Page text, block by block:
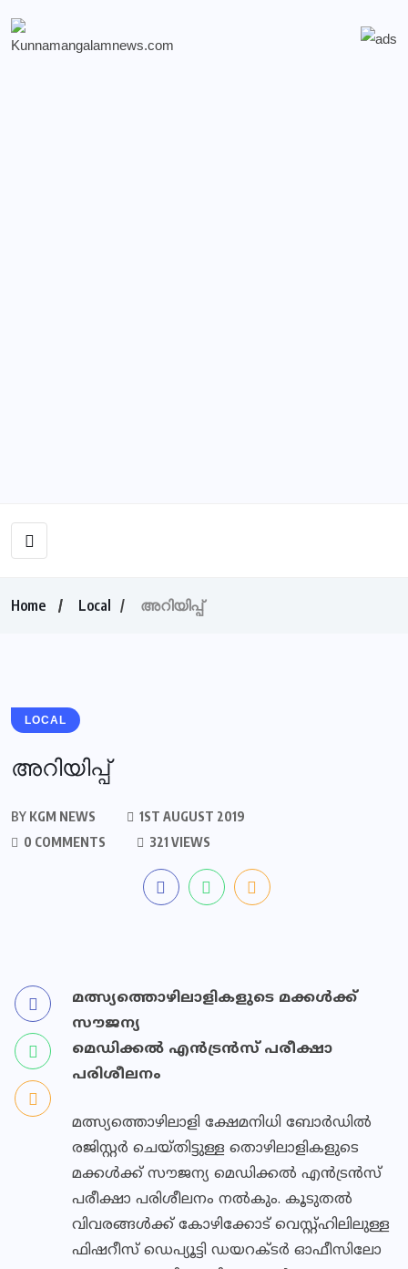
Home Local അറിയിപ്പ്
LOCAL
അറിയിപ്പ്
BY KGM NEWS
1ST AUGUST 2019
0 COMMENTS
321 VIEWS
മത്സ്യത്തൊഴിലാളികളുടെ മക്കള്‍ക്ക്
സൗജന്യ
മെഡിക്കല്‍ എന്‍ട്രന്‍സ് പരീക്ഷാ
പരിശീലനം
മത്സ്യത്തൊഴിലാളി ക്ഷേമനിധി ബോര്‍ഡില്‍
രജിസ്റ്റര്‍ ചെയ്തിട്ടുള്ള തൊഴിലാളികളുടെ
മക്കള്‍ക്ക് സൗജന്യ മെഡിക്കല്‍ എന്‍ട്രന്‍സ്
പരീക്ഷാ പരിശീലനം നല്‍കും. കൂടുതല്‍
വിവരങ്ങള്‍ക്ക് കോഴിക്കോട് വെസ്റ്റ്ഹിലിലുള്ള
ഫിഷറീസ് ഡെപ്യൂട്ടി ഡയറക്ടര്‍ ഓഫീസിലോ